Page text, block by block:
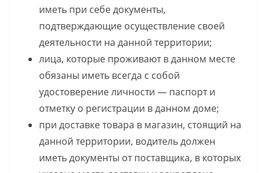
иметь при себе документы,
подтверждающие осуществление своей
деятельности на данной территории;
лица, которые проживают в данном месте
обязаны иметь всегда с собой
удостоверение личности — паспорт и
отметку о регистрации в данном доме;
при доставке товара в магазин, стоящий на
данной территории, водитель должен
иметь документы от поставщика, в которых